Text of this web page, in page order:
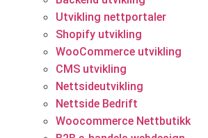
Utvikling nettportaler
Shopify utvikling
WooCommerce utvikling
CMS utvikling
Nettsideutvikling
Nettside Bedrift
Woocommerce Nettbutikk
Start prosjektet ditt med oss
Vårt Nettsidedesign.no-team er her for å